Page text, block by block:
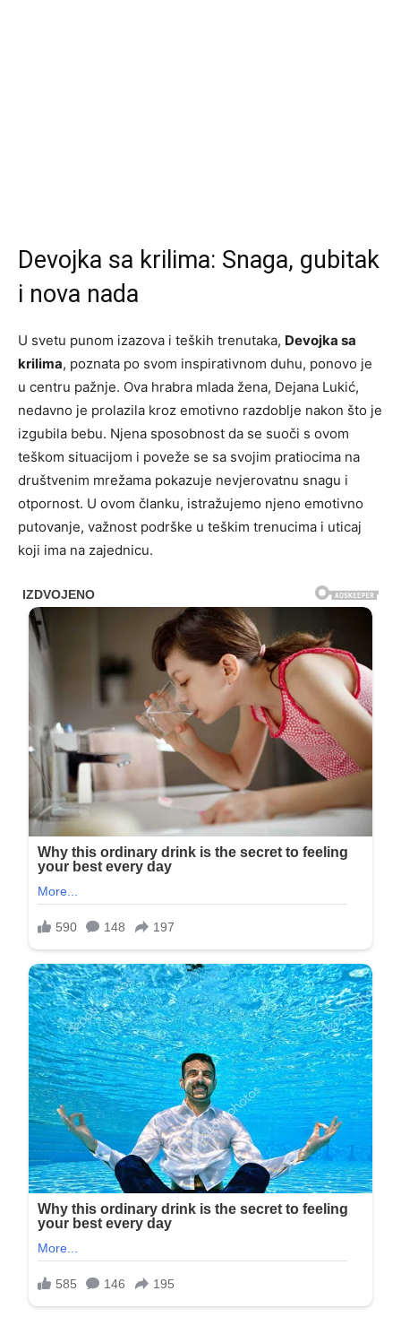
Devojka sa krilima: Snaga, gubitak
i nova nada
U svetu punom izazova i teških trenutaka, Devojka sa
krilima, poznata po svom inspirativnom duhu, ponovo je
u centru pažnje. Ova hrabra mlada žena, Dejana Lukić,
nedavno je prolazila kroz emotivno razdoblje nakon što je
izgubila bebu. Njena sposobnost da se suoči s ovom
teškom situacijom i poveže se sa svojim pratiocima na
društvenim mrežama pokazuje nevjerovatnu snagu i
otpornost. U ovom članku, istražujemo njeno emotivno
putovanje, važnost podrške u teškim trenucima i uticaj
koji ima na zajednicu.